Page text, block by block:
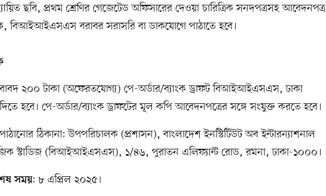
ছবি, প্রথম শ্রেণির গেজেটেড অফিসারের দেওয়া চারিত্রিক সনদপত্রসহ আবেদনপত্র
বিআইআইএসএস বরাবর সরাসরি বা ডাকযোগে পাঠাতে হবে।
বাবদ ২০০ টাকা (অফেরতযোগ্য) পে-অর্ডার/ব্যাংক ড্রাফট বিআইআইএসএস, ঢাকা
হবে। পে-অর্ডার/ব্যাংক ড্রাফটের মূল কপি আবেদনপত্রের সঙ্গে সংযুক্ত করতে হবে।
ঠিকানা: উপপরিচালক (প্রশাসন), বাংলাদেশ ইনস্টিটিউট অব ইন্টারন্যাশনাল
স্টাডিজ (বিআইআইএসএস), ১/৪৬, পুরাতন এলিফ্যান্ট রোড, রমনা, ঢাকা-১০০০।
সময়: ৮ এপ্রিল ২০২৫।